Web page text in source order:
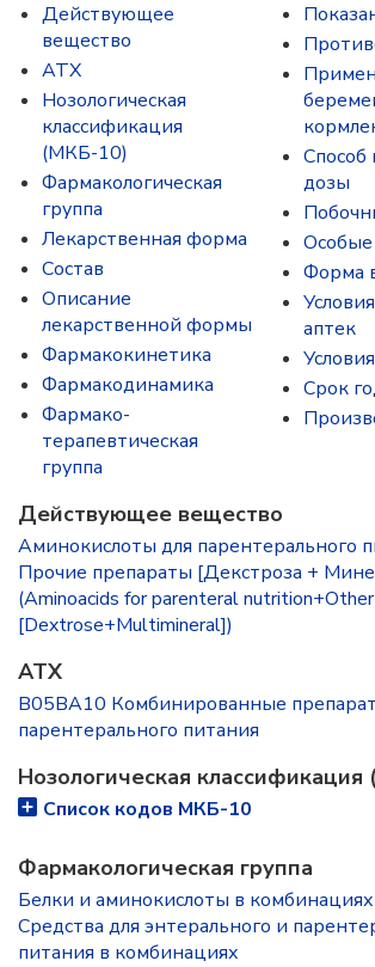
Действующее
вещество
ATX
Нозологическая
классификация
(МКБ-10)
Фармакологическая
группа
Лекарственная форма
Состав
Описание
лекарственной формы
Фармакокинетика
Фармакодинамика
Фармако-
терапевтическая
группа
дозы
Особые
Форма
аптек
Срок
Действующее вещество
Аминокислоты для парентерального
Прочие препараты [Декстроза +
(Aminoacids for parenteral
[Dextrose+Multimineral])
ATX
B05BA10 Комбинированные
парентерального питания
Нозологическая
Список кодов МКБ-10
Фармакологическая группа
Белки и аминокислоты в комбинациях
Средства для энтерального и
питания в комбинациях